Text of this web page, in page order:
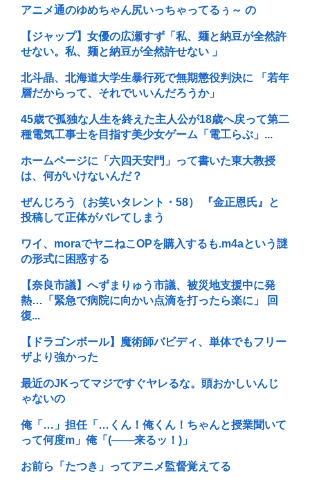
アニメ通のゆめちゃん尻いっちゃってるぅ～ の
【ジャップ】女優の広瀬すず「私、麺と納豆が全然許
せない。私、麺と納豆が全然許せない 」
北斗晶、北海道大学生暴行死で無期懲役判決に 「若年
層だからって、それでいいんだろうか」
45歳で孤独な人生を終えた主人公が18歳へ戻って第二
種電気工事士を目指す美少女ゲーム「電工らぶ」...
ホームページに「六四天安門」って書いた東大教授
は、何がいけないんだ？
ぜんじろう（お笑いタレント・58） 『金正恩氏』と
投稿して正体がバレてしまう
ワイ、moraでヤニねこOPを購入するも.m4aという謎
の形式に困惑する
【奈良市議】へずまりゅう市議、被災地支援中に発
熱…「緊急で病院に向かい点滴を打ったら楽に」 回
復...
【ドラゴンボール】魔術師バビディ、単体でもフリー
ザより強かった
最近のJKってマジですぐヤレるな。頭おかしいんじ
ゃないの
俺「…」担任「…くん！俺くん！ちゃんと授業聞いて
って何度m」俺「(───来るッ！)」
お前ら「たつき」ってアニメ監督覚えてる